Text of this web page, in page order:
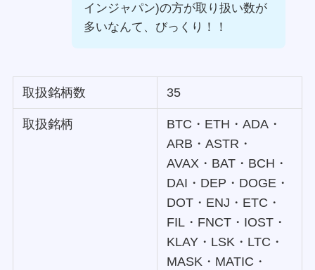
インジャパン)の方が取り扱い数が
多いなんて、びっくり！！
取扱銘柄数 35
取扱銘柄
BTC・ETH・ADA・
ARB・ASTR・
AVAX・BAT・BCH・
DAI・DEP・DOGE・
DOT・ENJ・ETC・
FIL・FNCT・IOST・
KLAY・LSK・LTC・
MASK・MATIC・